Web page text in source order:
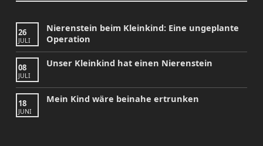
26
JULI
Nierenstein beim Kleinkind: Eine ungeplante
Operation
08
JULI
Unser Kleinkind hat einen Nierenstein
18
JUNI
Mein Kind wäre beinahe ertrunken